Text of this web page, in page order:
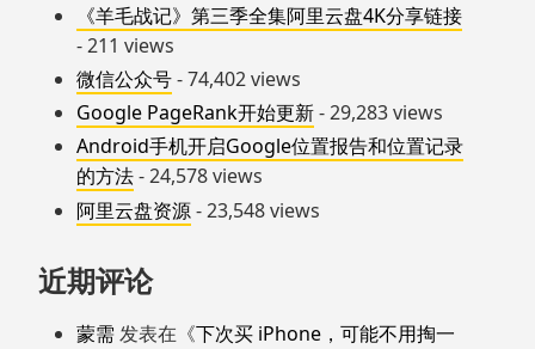
《羊毛战记》第三季全集阿里云盘4K分享链接
- 211 views
微信公众号- 74,402 views
Google PageRank开始更新- 29,283 views
Android手机开启Google位置报告和位置记录
的方法- 24,578 views
阿里云盘资源- 23,548 views
近期评论
蒙需 发表在《下次买 iPhone，可能不用掏一